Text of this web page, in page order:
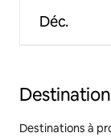
Déc.
Destinations à